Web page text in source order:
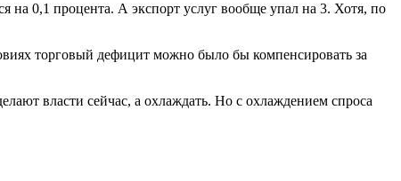
на 0,1 процента. А экспорт услуг вообще упал на 3. Хотя, по
торговый дефицит можно было бы компенсировать за
власти сейчас, а охлаждать. Но с охлаждением спроса